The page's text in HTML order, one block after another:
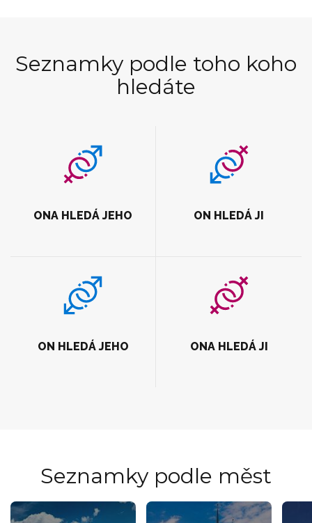
Seznamky podle toho koho
hledáte
ONA HLEDÁ JEHO ON HLEDÁ JI
ON HLEDÁ JEHO ONA HLEDÁ JI
Seznamky podle měst